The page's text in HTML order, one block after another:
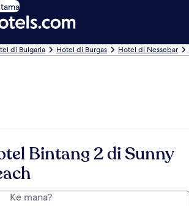
di Bulgaria Hotel di Burgas Hotel di Nessebar
Bintang 2 di Sunny
Ke mana?